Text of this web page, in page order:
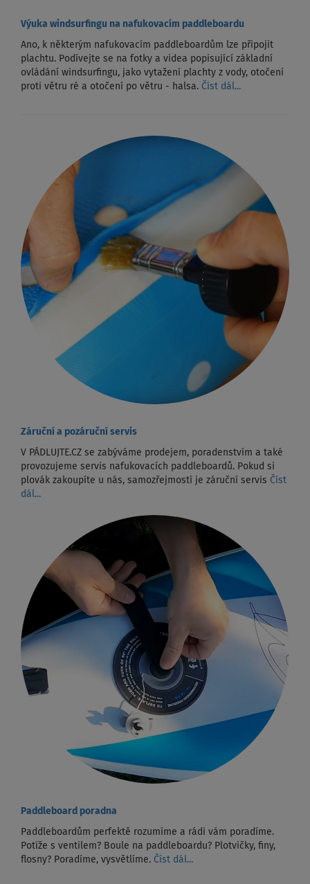
Výuka windsurfingu na nafukovacím paddleboardu
Ano, k některým nafukovacím paddleboardům lze připojit
plachtu. Podívejte se na fotky a videa popisující základní
ovládání windsurfingu, jako vytažení plachty z vody, otočení
proti větru ré a otočení po větru - halsa. Číst dál...
Záruční a pozáruční servis
V PÁDLUJTE.CZ se zabýváme prodejem, poradenstvím a také
provozujeme servis nafukovacích paddleboardů. Pokud si
plovák zakoupíte u nás, samozřejmostí je záruční servis Číst
dál...
Paddleboard poradna
Paddleboardům perfektě rozumíme a rádi vám poradíme.
Potíže s ventilem? Boule na paddleboardu? Plotvičky, finy,
flosny? Poradíme, vysvětlíme. Číst dál...